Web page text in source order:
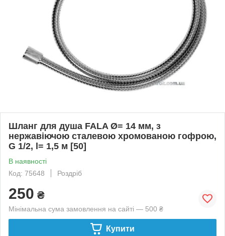
Шланг для душа FALA Ø= 14 мм, з
нержавіючою сталевою хромованою гофрою,
G 1/2, l= 1,5 м [50]
В наявності
Код: 75648
Роздріб
250 ₴
Мінімальна сума замовлення на сайті — 500 ₴
Купити